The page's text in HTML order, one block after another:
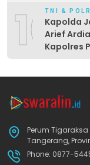
10TNI &
Kapolda
Arief
Kapolres
Perum Tigaraksa
Tangerang,
Phone: 0877-